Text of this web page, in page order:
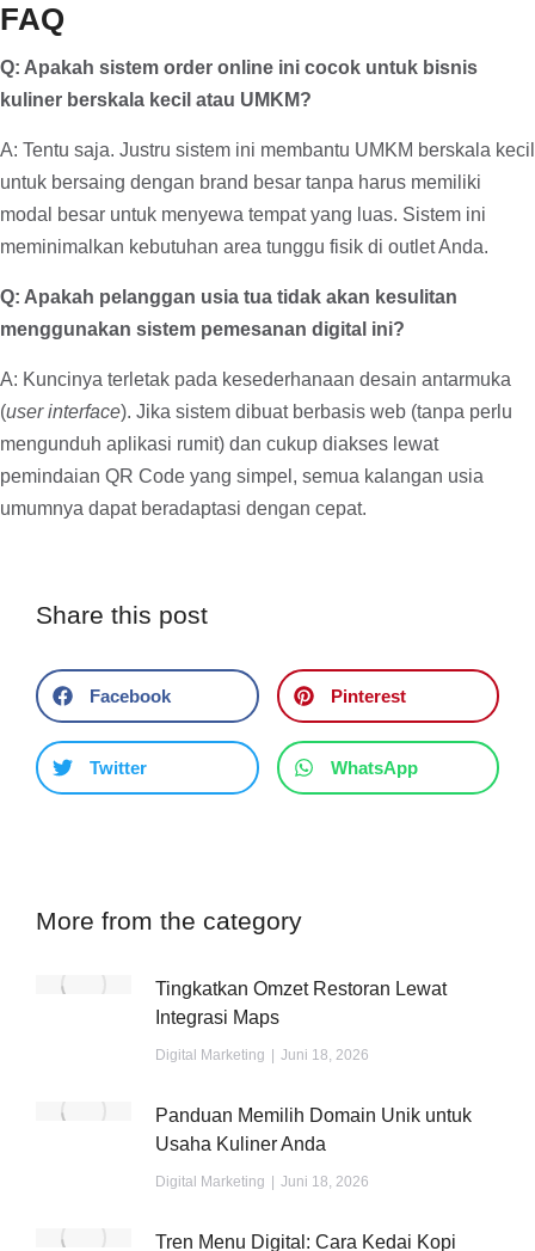
FAQ
Q: Apakah sistem order online ini cocok untuk bisnis
kuliner berskala kecil atau UMKM?
A: Tentu saja. Justru sistem ini membantu UMKM berskala kecil
untuk bersaing dengan brand besar tanpa harus memiliki
modal besar untuk menyewa tempat yang luas. Sistem ini
meminimalkan kebutuhan area tunggu fisik di outlet Anda.
Q: Apakah pelanggan usia tua tidak akan kesulitan
menggunakan sistem pemesanan digital ini?
A: Kuncinya terletak pada kesederhanaan desain antarmuka
(user interface). Jika sistem dibuat berbasis web (tanpa perlu
mengunduh aplikasi rumit) dan cukup diakses lewat
pemindaian QR Code yang simpel, semua kalangan usia
umumnya dapat beradaptasi dengan cepat.
Share this post
Facebook Pinterest
Twitter WhatsApp
More from the category
Tingkatkan Omzet Restoran Lewat
Integrasi Maps
Digital Marketing Juni 18, 2026
Panduan Memilih Domain Unik untuk
Usaha Kuliner Anda
Digital Marketing Juni 18, 2026
Tren Menu Digital: Cara Kedai Kopi